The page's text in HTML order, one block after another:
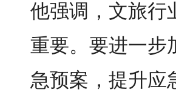
他强调，文旅行
重要。要进一步
急预案，提升应